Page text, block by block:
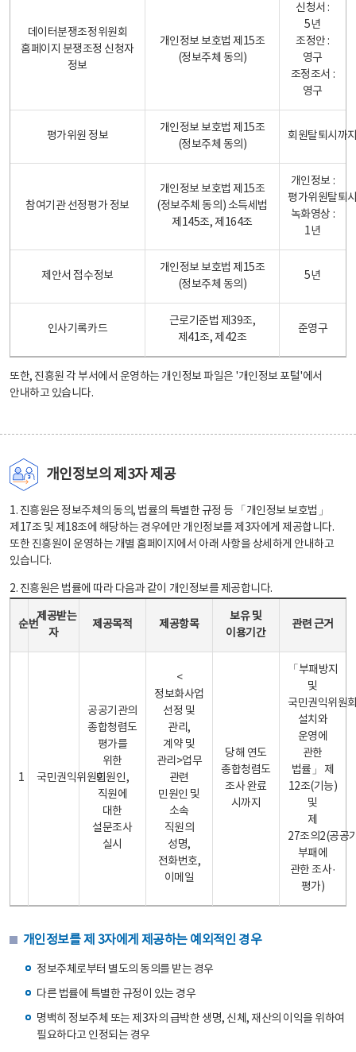
데이터분쟁조정위원회
홈페이지 분쟁조정 신청자
정보
개인정보 보호법 제15조
(정보주체 동의)
신청서 :
5년
조정안 :
영구
조정조서 :
영구
평가위원 정보
개인정보 보호법 제15조
(정보주체 동의)
회원탈퇴시까
참여기관 선정평가 정보
개인정보 보호법 제15조
(정보주체 동의) 소득세법
제145조, 제164조
개인정보 :
평가위원탈퇴
녹화영상 :
1년
제안서 접수정보
개인정보 보호법 제15조
(정보주체 동의)
5년
인사기록카드
근로기준법 제39조,
제41조, 제42조
준영구
또한, 진흥원 각 부서에서 운영하는 개인정보 파일은 '개인정보 포털'에서
안내하고 있습니다.
개인정보의 제3자 제공
1. 진흥원은 정보주체의 동의, 법률의 특별한 규정 등 「개인정보 보호법」
제17조 및 제18조에 해당하는 경우에만 개인정보를 제3자에게 제공합니다.
또한 진흥원이 운영하는 개별 홈페이지에서 아래 사항을 상세하게 안내하고
있습니다.
2. 진흥원은 법률에 따라 다음과 같이 개인정보를 제공합니다.
순번
제공받는
자
제공목적 제공항목
보유 및
이용기간
관련 근거
1 국민권익위원회
공공기관의
종합청렴도
평가를
위한
민원인,
직원에
대한
설문조사
실시
<
정보화사업
선정 및
관리,
계약 및
관리>업무
관련
민원인 및
소속
직원의
성명,
전화번호,
이메일
당해 연도
종합청렴도
조사 완료
시까지
「부패방지
및
국민권익위원
설치와
운영에
관한
법률」 제
12조(기능)
및
제
27조의2(공공
부패에
관한 조사·
평가)
개인정보를 제 3자에게 제공하는 예외적인 경우
정보주체로부터 별도의 동의를 받는 경우
다른 법률에 특별한 규정이 있는 경우
명백히 정보주체 또는 제3자의 급박한 생명, 신체, 재산의 이익을 위하여
필요하다고 인정되는 경우